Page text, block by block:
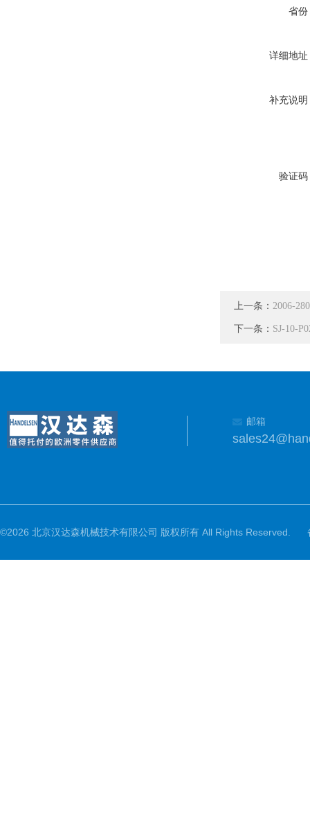
省份
详细地址
补充说明
验证码
上一条： 2006-
下一条： SJ-10-
邮箱
©2026 北京汉达森机械技术有限公司 版权所有 All Rights Reserved.